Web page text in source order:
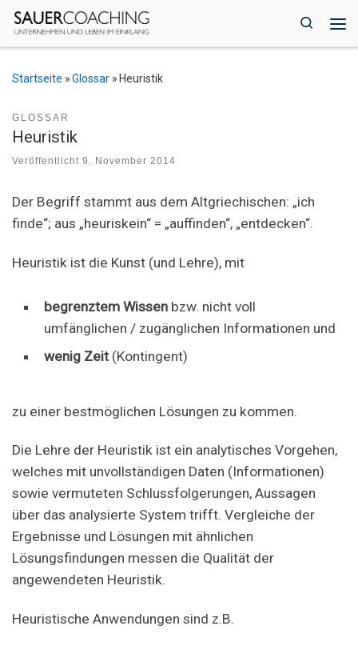
Zum Inhalt springen
Search
Startseite »Glossar » Heuristik
GLOSSAR
Heuristik
Veröffentlicht 9. November 2014
Der Begriff stammt aus dem Altgriechischen: „ich
finde“; aus „heuriskein“ = „auffinden“, „entdecken“.
Heuristik ist die Kunst (und Lehre), mit
begrenztem Wissen bzw. nicht voll
umfänglichen / zugänglichen Informationen und
wenig Zeit (Kontingent)
zu einer bestmöglichen Lösungen zu kommen.
Die Lehre der Heuristik ist ein analytisches Vorgehen,
welches mit unvollständigen Daten (Informationen)
sowie vermuteten Schlussfolgerungen, Aussagen
über das analysierte System trifft. Vergleiche der
Ergebnisse und Lösungen mit ähnlichen
Lösungsfindungen messen die Qualität der
angewendeten Heuristik.
Heuristische Anwendungen sind z.B.